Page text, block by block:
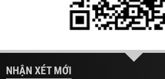
NHẬN XÉT MỚI